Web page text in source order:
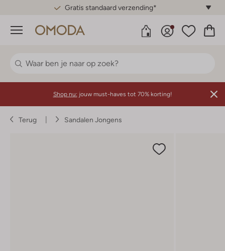
Gratis standaard verzending*
Menu
Shop nu: jouw must-haves tot 70% korting!
Terug Sandalen Jongens